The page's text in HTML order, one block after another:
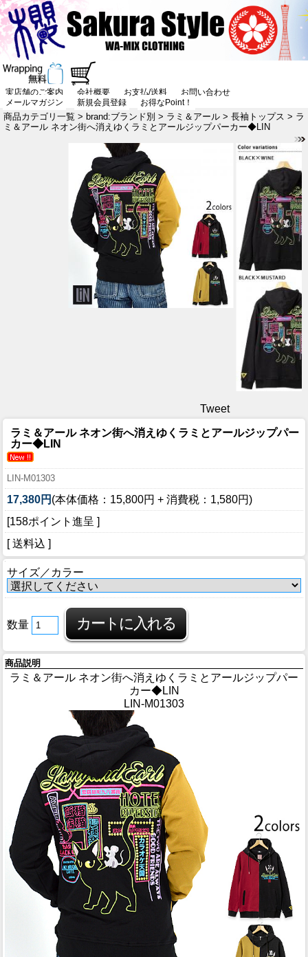
実店舗のご案内 会社概要 お支払/送料
お問い合わせ
メールマガジン
新規会員登録 お得なPoint！
商品カテゴリ一覧 > brand:ブランド別 > ラミ＆アール > 長袖トップス > ラ
ミ＆アール ネオン街へ消えゆくラミとアールジップパーカー◆LIN
Tweet
ラミ＆アール ネオン街へ消えゆくラミとアールジップパー
カー◆LIN
LIN-M01303
17,380円 (本体価格：15,800円 + 消費税：1,580円)
[158ポイント進呈 ]
[ 送料込 ]
サイズ／カラー
数量
商品説明
ラミ＆アール ネオン街へ消えゆくラミとアールジップパー
カー◆LIN
LIN-M01303